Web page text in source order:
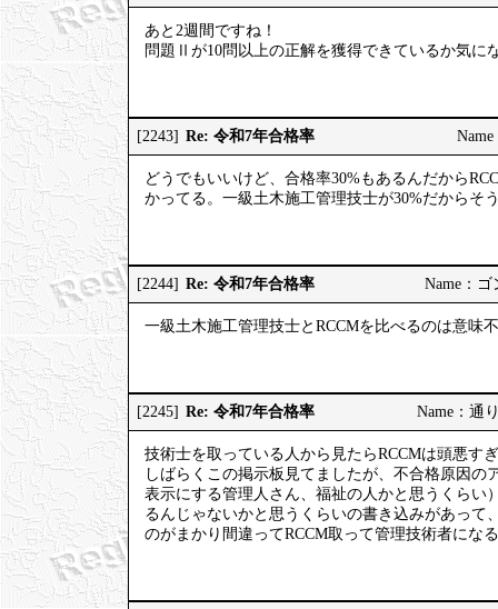
あと2週間ですね！
問題Ⅱが10問以上の正解を獲得できているか気に
[2243] Re: 令和7年合格率
どうでもいいけど、合格率30%もあるんだから
かってる。一級土木施工管理技士が30%だからそ
[2244] Re: 令和7年合格率 Name：
一級土木施工管理技士とRCCMを比べるのは意味
[2245] Re: 令和7年合格率 Name：通
技術士を取っている人から見たらRCCMは頭悪す
しばらくこの掲示板見てましたが、不合格原因
表示にする管理人さん、福祉の人かと思うくら
るんじゃないかと思うくらいの書き込みがあっ
のがまかり間違ってRCCM取って管理技術者にな